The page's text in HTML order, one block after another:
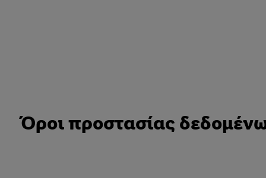
Όροι προστασίας